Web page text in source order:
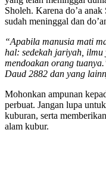
Sholeh. Karena do’a
sudah meninggal dan
“Apabila manusia mati
hal: sedekah jariyah, ilmu
mendoakan orang
Daud 2882 dan yang
Mohonkan ampunan
perbuat. Jangan lupa
kuburan, serta
alam kubur.